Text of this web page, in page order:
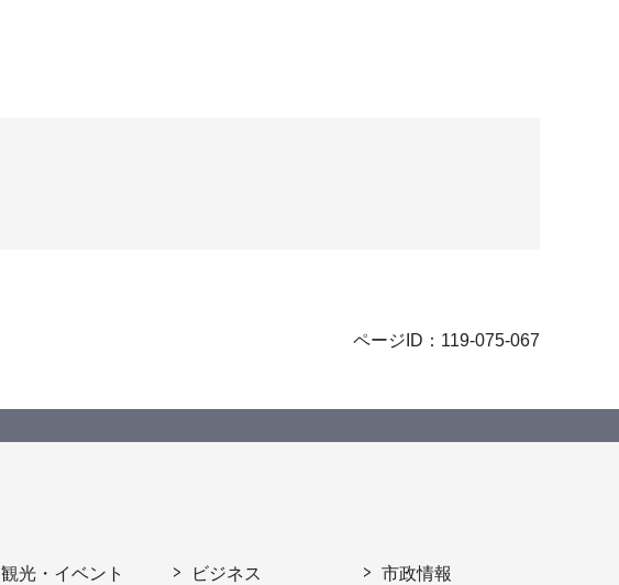
ページID：119-075-067
観光・イベント ビジネス 市政情報